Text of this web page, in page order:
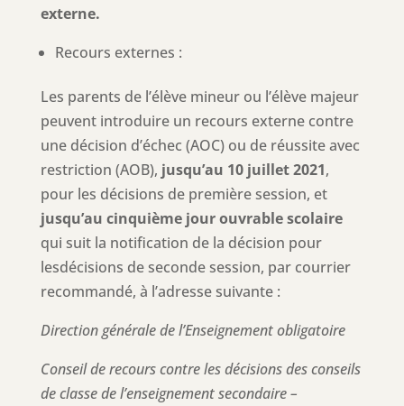
externe.
Recours externes :
Les parents de l’élève mineur ou l’élève majeur
peuvent introduire un recours externe contre
une décision d’échec (AOC) ou de réussite avec
restriction (AOB), jusqu’au 10 juillet 2021,
pour les décisions de première session, et
jusqu’au cinquième jour ouvrable scolaire
qui suit la notification de la décision pour
lesdécisions de seconde session, par courrier
recommandé, à l’adresse suivante :
Direction générale de l’Enseignement obligatoire
Conseil de recours contre les décisions des conseils
de classe de l’enseignement secondaire –